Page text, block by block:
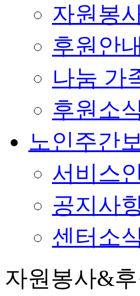
자원봉
후원안
나눔 가
후원소식
노인주간
서비스
공지사
센터소식
자원봉사&후